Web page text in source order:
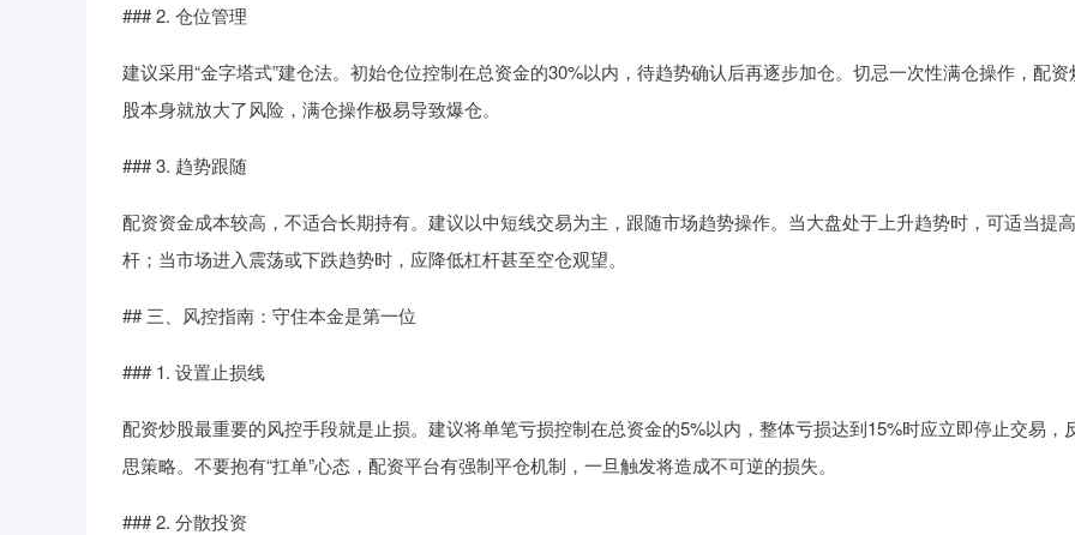
### 2. 仓位管理
建议采用“金字塔式”建仓法。初始仓位控制在总资金的30%以内，待趋势确认后再逐步加仓。切忌一次性满仓操作，配资
股本身就放大了风险，满仓操作极易导致爆仓。
### 3. 趋势跟随
配资资金成本较高，不适合长期持有。建议以中短线交易为主，跟随市场趋势操作。当大盘处于上升趋势时，可适当提
杆；当市场进入震荡或下跌趋势时，应降低杠杆甚至空仓观望。
## 三、风控指南：守住本金是第一位
### 1. 设置止损线
配资炒股最重要的风控手段就是止损。建议将单笔亏损控制在总资金的5%以内，整体亏损达到15%时应立即停止交易，
思策略。不要抱有“扛单”心态，配资平台有强制平仓机制，一旦触发将造成不可逆的损失。
### 2. 分散投资